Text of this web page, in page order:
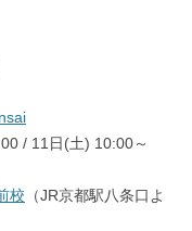
/ 11日(土) 10:00～
校 （JR京都駅八条口よ